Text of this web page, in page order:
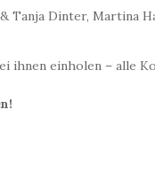
Tanja Dinter, Martina
ihnen einholen – alle